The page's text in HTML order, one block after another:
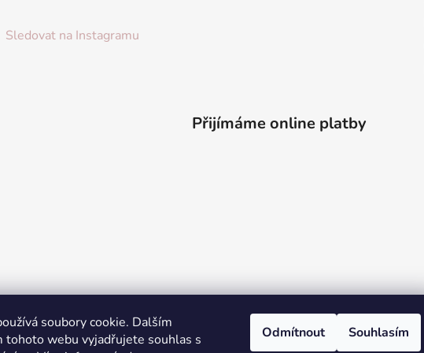
soubory cookie. Dalším
tohoto webu vyjadřujete souhlas s
Odmítnout Souhlasím
Sledovat na Instagramu
Přijímáme online platby